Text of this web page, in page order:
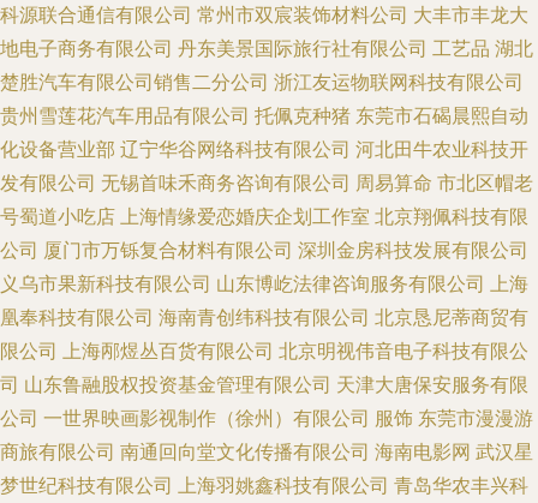
科源联合通信有限公司 常州市双宸装饰材料公司 大丰市丰龙大
地电子商务有限公司 丹东美景国际旅行社有限公司 工艺品 湖北
楚胜汽车有限公司销售二分公司 浙江友运物联网科技有限公司
贵州雪莲花汽车用品有限公司 托佩克种猪 东莞市石碣晨熙自动
化设备营业部 辽宁华谷网络科技有限公司 河北田牛农业科技开
发有限公司 无锡首味禾商务咨询有限公司 周易算命 市北区帽老
号蜀道小吃店 上海情缘爱恋婚庆企划工作室 北京翔佩科技有限
公司 厦门市万铄复合材料有限公司 深圳金房科技发展有限公司
义乌市果新科技有限公司 山东博屹法律咨询服务有限公司 上海
凰奉科技有限公司 海南青创纬科技有限公司 北京恳尼蒂商贸有
限公司 上海邴煜丛百货有限公司 北京明视伟音电子科技有限公
司 山东鲁融股权投资基金管理有限公司 天津大唐保安服务有限
公司 一世界映画影视制作（徐州）有限公司 服饰 东莞市漫漫游
商旅有限公司 南通回向堂文化传播有限公司 海南电影网 武汉星
梦世纪科技有限公司 上海羽姚鑫科技有限公司 青岛华农丰兴科